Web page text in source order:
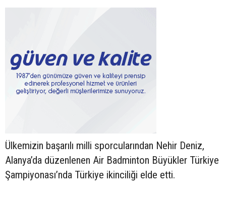
Ülkemizin başarılı milli sporcularından Nehir Deniz,
Alanya’da düzenlenen Air Badminton Büyükler Türkiye
Şampiyonası’nda Türkiye ikinciliği elde etti.